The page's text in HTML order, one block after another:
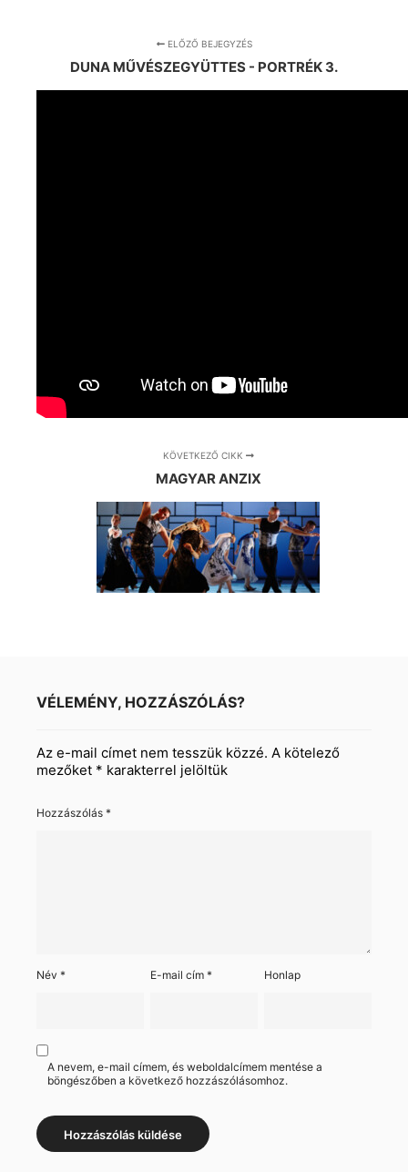
ELŐZŐ BEJEGYZÉS
DUNA MŰVÉSZEGYÜTTES - PORTRÉK 3.
KÖVETKEZŐ CIKK
MAGYAR ANZIX
VÉLEMÉNY, HOZZÁSZÓLÁS?
Az e-mail címet nem tesszük közzé. A kötelező
mezőket * karakterrel jelöltük
Hozzászólás *
Név * E-mail cím* Honlap
A nevem, e-mail címem, és weboldalcímem mentése a
böngészőben a következő hozzászólásomhoz.